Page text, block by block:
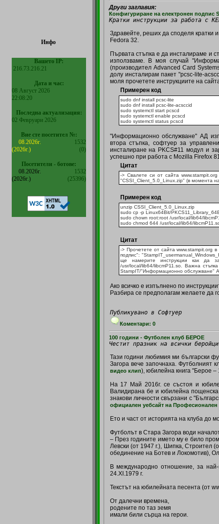
Инфо
Вашето IP:
216.73.216.21
Дата и час:
08 Август 2026
22:08:20
Последна актуализация:
02 Февруари 2026
Вие сте посетител №:
08.2026г.
1532
(2026г.)
(0)
Посетители - ботове:
08.2026г.
1532
(2026г.)
(25396)
Други заглавия:
Конфигуриране на електронен подпис
Кратки инструкции за работа с
Здравейте, реших да споделя кратки
Fedora 32.
Първата стъпка е да инсталираме и
използваме. В моя случай
(производител Advanced Card
долу инсталирам пакет "pcsc-lite-
моля прочетете инструкциите на
Примерен код
sudo dnf install pcsc-lite
sudo dnf install pcsc-lite-acsccid
sudo systemctl start pcscd
sudo systemctl enable pcscd
sudo systemctl status pcscd
"Информационно обслужване" АД
втора стъпка, софтуер за
инсталиране на PKCS#11 модул и
успешно при работа с Mozilla Firefox
Цитат
-> Свалете си от сайта
"CSSI_Client_5.0_Linux.zip" (в момента
Примерен код
unzip CSSI_Client_5.0_Linux.zip
sudo cp -p Linux64Bit/
sudo chown root:root /usr/local/lib64/
sudo chmod 644 /usr/local/lib64/
Цитат
-> Прочетете от сайта www.stampit.org
подпис":
ще намерите инструкции как да
/usr/local/lib64/libcmP11.so. Важна
StampIT/"Информационно обслужване"
Ако всичко е изпълнено по
Разбира се предполагам желаете да
Публикувано в Софтуер
Коментари: 0
100 години - Футболен клуб БЕРОЕ
Честит празник на всички
Тази години любимия ми български
Загора вече започнаха. Футболният
видео клип), юбилейна книга "Берое –
На 17 Май 2016г. се състоя и
Валидирана бе и юбилейна
знакови личности свързани с
официален уебсайт на Професионален
Ето и част от историята на клуба до
Футболът в Стара Загора води
– През годините името му е било
Левски (от 1947 г.), Шипка, Строител
обединение на Ботев и Локомотив),
В международно отношение, за
24.XI.1979 г.
Текстът на юбилейната песента (от
От далечни времена,
родените по таз земя
имали били сърца на герои.